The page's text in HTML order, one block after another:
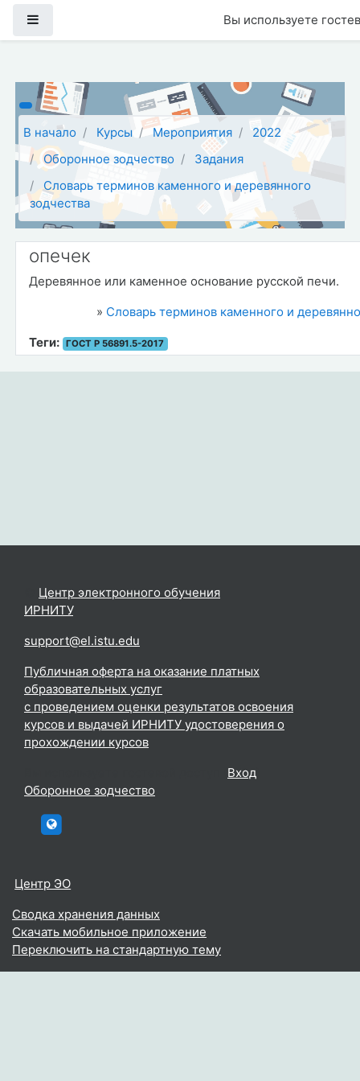
Вы используете
В начало Курсы Мероприятия
2022
Оборонное зодчество
Задания
Словарь терминов каменного и деревянного
зодчества
опечек
Деревянное или каменное основание русской печи.
» Словарь терминов каменного и
Теги:
ГОСТ Р 56891.5-2017
Центр электронного обучения
ИРНИТУ.
support@el.istu.edu
Публичная оферта на оказание платных
образовательных услуг
с проведением оценки результатов освоения
курсов и выдачей ИРНИТУ удостоверения о
прохождении курсов
Вход
Оборонное зодчество
Центр ЭО
Сводка хранения данных
Скачать мобильное приложение
Переключить на стандартную тему